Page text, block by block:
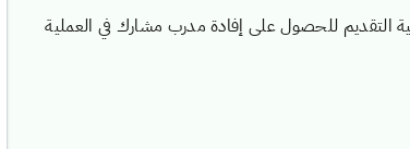
التقديم للحصول على إفادة مدرب مشارك في العملية